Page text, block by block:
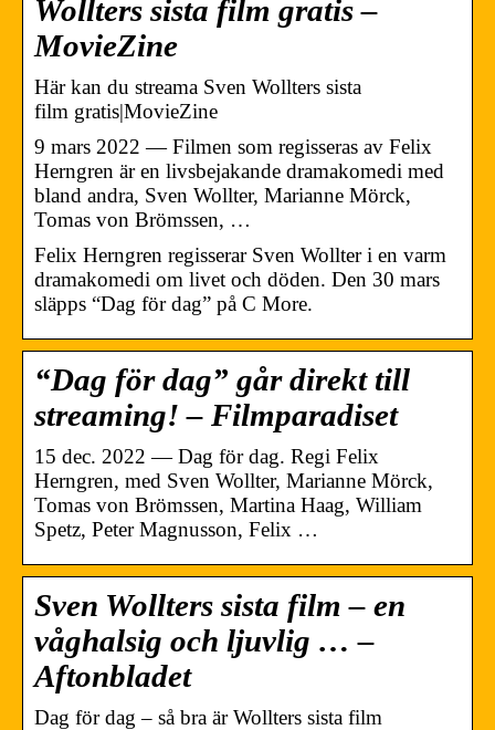
Wollters sista film gratis –
MovieZine
Här kan du streama Sven Wollters sista
film gratis|MovieZine
9 mars 2022 — Filmen som regisseras av Felix
Herngren är en livsbejakande dramakomedi med
bland andra, Sven Wollter, Marianne Mörck,
Tomas von Brömssen, …
Felix Herngren regisserar Sven Wollter i en varm
dramakomedi om livet och döden. Den 30 mars
släpps “Dag för dag” på C More.
“Dag för dag” går direkt till
streaming! – Filmparadiset
15 dec. 2022 — Dag för dag. Regi Felix
Herngren, med Sven Wollter, Marianne Mörck,
Tomas von Brömssen, Martina Haag, William
Spetz, Peter Magnusson, Felix …
Sven Wollters sista film – en
våghalsig och ljuvlig … –
Aftonbladet
Dag för dag – så bra är Wollters sista film